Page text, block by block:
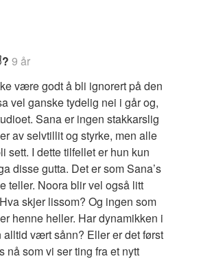
9 år
være godt å bli ignorert på den
vel ganske tydelig nei i går og,
Sana er ingen stakkarslig
av selvtillit og styrke, men alle
sett. I dette tilfellet er hun kun
disse gutta. Det er som Sana’s
teller. Noora blir vel også litt
skjer lissom? Og ingen som
henne heller. Har dynamikken i
alltid vært sånn? Eller er det først
nå som vi ser ting fra et nytt